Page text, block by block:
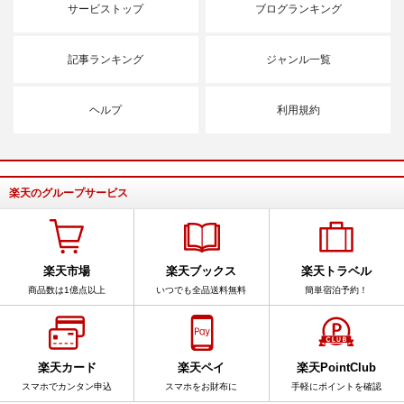
サービストップ ブログランキング
記事ランキング ジャンル一覧
ヘルプ 利用規約
楽天のグループサービス
楽天市場
商品数は1億点以上
楽天ブックス
いつでも全品送料無料
楽天トラベル
簡単宿泊予約！
楽天カード
スマホでカンタン申込
楽天ペイ
スマホをお財布に
楽天PointClub
手軽にポイントを確認